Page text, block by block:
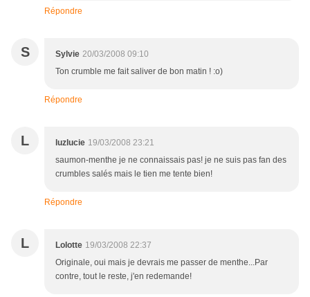
Répondre
S Sylvie 20/03/2008 09:10
Ton crumble me fait saliver de bon matin ! :o)
Répondre
L luzlucie 19/03/2008 23:21
saumon-menthe je ne connaissais pas! je ne suis pas fan des
crumbles salés mais le tien me tente bien!
Répondre
L Lolotte 19/03/2008 22:37
Originale, oui mais je devrais me passer de menthe...Par
contre, tout le reste, j'en redemande!